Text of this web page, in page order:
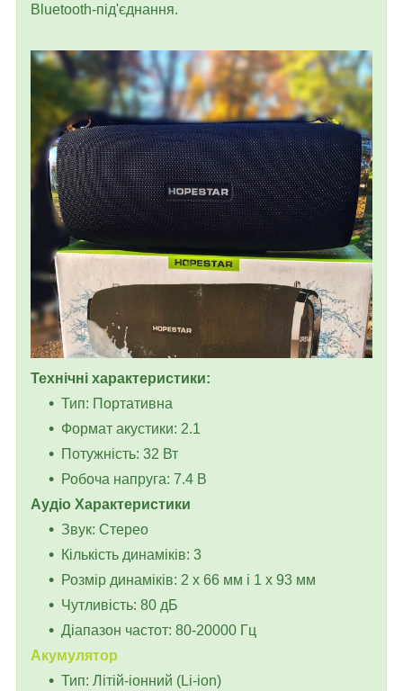
Bluetooth-під'єднання.
Технічні характеристики:
Тип: Портативна
Формат акустики: 2.1
Потужність: 32 Вт
Робоча напруга: 7.4 В
Аудіо Характеристики
Звук: Стерео
Кількість динаміків: 3
Розмір динаміків: 2 x 66 мм і 1 x 93 мм
Чутливість: 80 дБ
Діапазон частот: 80-20000 Гц
Акумулятор
Тип: Літій-іонний (Li-ion)